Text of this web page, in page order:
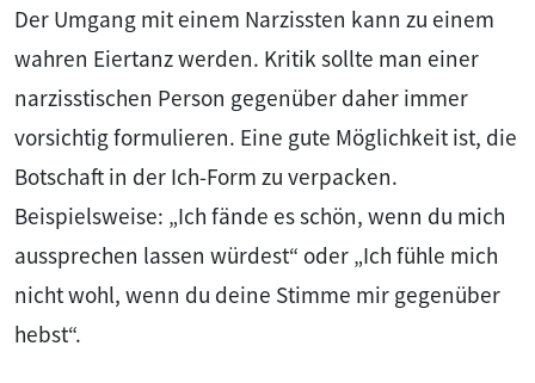
Der Umgang mit einem Narzissten kann zu einem
wahren Eiertanz werden. Kritik sollte man einer
narzisstischen Person gegenüber daher immer
vorsichtig formulieren. Eine gute Möglichkeit ist, die
Botschaft in der Ich-Form zu verpacken.
Beispielsweise: „Ich fände es schön, wenn du mich
aussprechen lassen würdest“ oder „Ich fühle mich
nicht wohl, wenn du deine Stimme mir gegenüber
hebst“.